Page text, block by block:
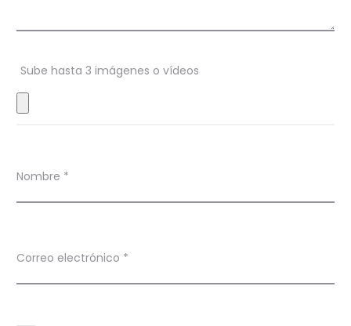
n
s
Sube hasta 3 imágenes o vídeos
Nombre *
Correo electrónico *